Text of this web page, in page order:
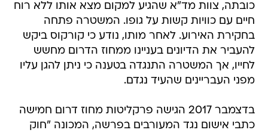
כובתה, צוות מד"א שהגיע למקום מצא אותו ללא רוח
חיים עם כוויות קשות על גופו. המשטרה פתחה
בחקירת האירוע. לאחר מותו, נודע כי קורקוס ביקש
להעביר את הדיונים בעניינו ממחוז הדרום מחשש
לחייו, אך המשטרה התנגדה בטענה כי ניתן להגן עליו
מפני העבריינים שהעיד נגדם.
בדצמבר 2017 הגישה פרקליטות מחוז דרום חמישה
כתבי אישום נגד המעורבים בפרשה, המכונה "חוק